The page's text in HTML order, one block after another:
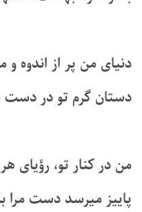
دنیای من پر از اندوه
دستان گرم تو در
من در کنار تو، رؤیای
پاییز میرسد دست مرا